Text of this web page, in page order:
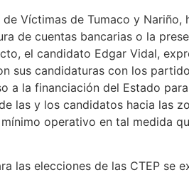
Víctimas de Tumaco y Nariño,
de cuentas bancarias o la
el candidato Edgar Vidal,
sus candidaturas con los
a la financiación del Estado
las y los candidatos hacia las
operativo en tal medida
las elecciones de las CTEP se